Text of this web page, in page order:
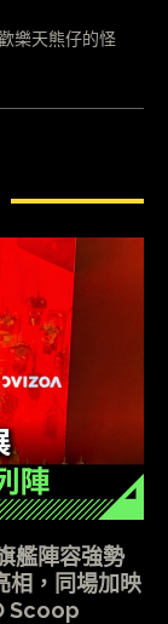
樂天熊仔的怪
艦陣容強勢
相，同場加映
Scoop